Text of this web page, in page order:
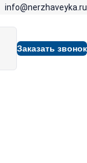
info@nerzhaveyka.ru
Заказать звонок